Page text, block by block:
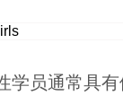
学员通常具